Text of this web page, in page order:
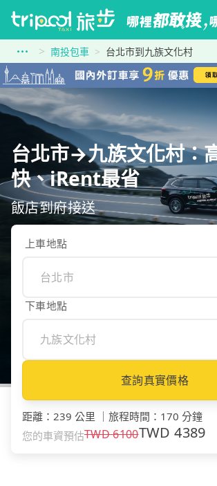
南投包車 台北市到九族文化村
台北市→九族文化村：
快、iRent最省
飯店到府接送
上車地點
下車地點
查詢真實價格
距離 ： 239 公里 旅程時間 ： 170 分鐘
您的車資預估TWD6100TWD4389